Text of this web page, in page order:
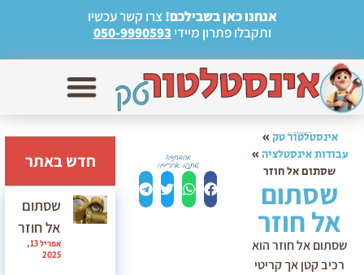
אנחנו כאן בשבילכם! צרו קשר עכשיו
ותקבלו פתרון מיידי050-9990593
אינסטלטור טק »
עבודות אינסטלציה »
שסתום אל חוזר
שסתום
אל חוזר
שסתום אל חוזר הוא
רכיב קטן אך קריטי
חדש באתר
שסתום
אל חוזר
אפריל 13,
2025